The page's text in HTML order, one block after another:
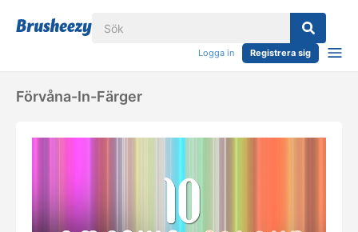
Logga in Registrera sig
Förvåna-In-Färger